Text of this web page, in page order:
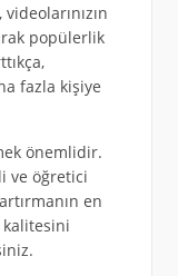
popülerlik
fazla kişiye
önemlidir.
ve öğretici
en